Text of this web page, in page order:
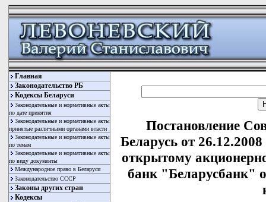
Главная
Законодательство РБ
Кодексы Беларуси
Законодательные и нормативные акты
по дате принятия
Законодательные и нормативные акты
принятые различными органами власти
Законодательные и нормативные акты
по темам
Законодательные и нормативные акты
по виду документы
Международное право в Беларуси
Законодательство СССР
Законы других стран
Кодексы
Постановление
Беларусь от
открытому
банк "Беларусбанк"